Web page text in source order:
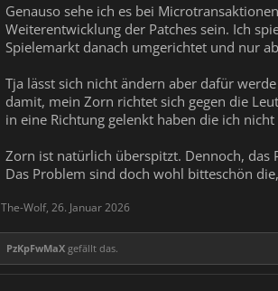
Genauso sehe ich es bei
Weiterentwicklung der Patches sein. Ich
Spielemarkt danach umgerichtet und nur
Tja lässt sich nicht ändern aber dafür
damit, mein Zorn richtet sich gegen die
in eine Richtung gelenkt haben die ich nicht
Zorn ist natürlich überspitzt. Dennoch, das
Das Problem sind doch wohl bitteschön
The-Wolf, 26. Januar 2026
PzKpFwMaX gefällt das.